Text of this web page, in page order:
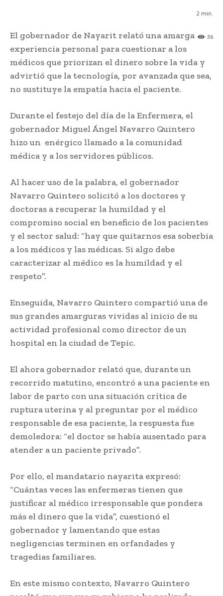
2 min.
36
El gobernador de Nayarit relató una amarga
experiencia personal para cuestionar a los
médicos que priorizan el dinero sobre la vida y
advirtió que la tecnología, por avanzada que sea,
no sustituye la empatía hacia el paciente.
Durante el festejo del día de la Enfermera, el
gobernador Miguel Ángel Navarro Quintero
hizo un enérgico llamado a la comunidad
médica y a los servidores públicos.
Al hacer uso de la palabra, el gobernador
Navarro Quintero solicitó a los doctores y
doctoras a recuperar la humildad y el
compromiso social en beneficio de los pacientes
y el sector salud: “hay que quitarnos esa soberbia
a los médicos y las médicas. Si algo debe
caracterizar al médico es la humildad y el
respeto”.
Enseguida, Navarro Quintero compartió una de
sus grandes amarguras vividas al inicio de su
actividad profesional como director de un
hospital en la ciudad de Tepic.
El ahora gobernador relató que, durante un
recorrido matutino, encontró a una paciente en
labor de parto con una situación crítica de
ruptura uterina y al preguntar por el médico
responsable de esa paciente, la respuesta fue
demoledora: “el doctor se había ausentado para
atender a un paciente privado”.
Por ello, el mandatario nayarita expresó:
“Cuántas veces las enfermeras tienen que
justificar al médico irresponsable que pondera
más el dinero que la vida”, cuestionó el
gobernador y lamentando que estas
negligencias terminen en orfandades y
tragedias familiares.
En este mismo contexto, Navarro Quintero